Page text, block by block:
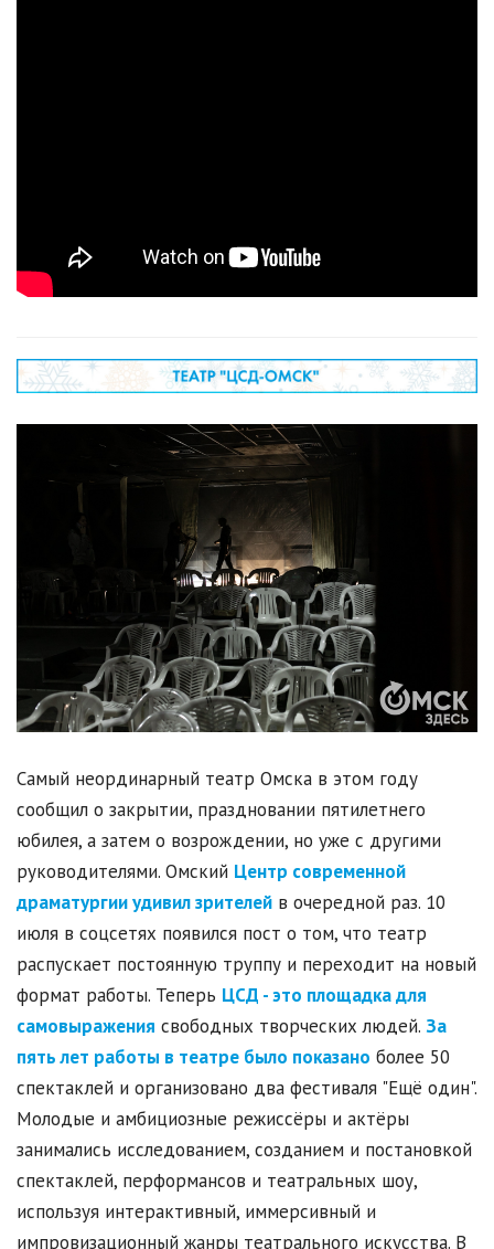
Самый неординарный театр Омска в этом году
сообщил о закрытии, праздновании пятилетнего
юбилея, а затем о возрождении, но уже с другими
руководителями. Омский Центр современной
драматургии удивил зрителей в очередной раз. 10
июля в соцсетях появился пост о том, что театр
распускает постоянную труппу и переходит на новый
формат работы. Теперь ЦСД - это площадка для
самовыражения свободных творческих людей. За
пять лет работы в театре было показано более 50
спектаклей и организовано два фестиваля "Ещё один".
Молодые и амбициозные режиссёры и актёры
занимались исследованием, созданием и постановкой
спектаклей, перформансов и театральных шоу,
используя интерактивный, иммерсивный и
импровизационный жанры театрального искусства. В